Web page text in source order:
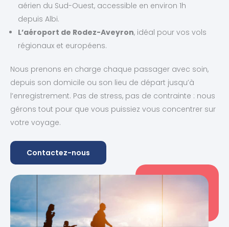
aérien du Sud-Ouest, accessible en environ 1h
depuis Albi.
L’aéroport de Rodez-Aveyron, idéal pour vos vols
régionaux et européens.
Nous prenons en charge chaque passager avec soin,
depuis son domicile ou son lieu de départ jusqu’à
l’enregistrement. Pas de stress, pas de contrainte : nous
gérons tout pour que vous puissiez vous concentrer sur
votre voyage.
Contactez-nous